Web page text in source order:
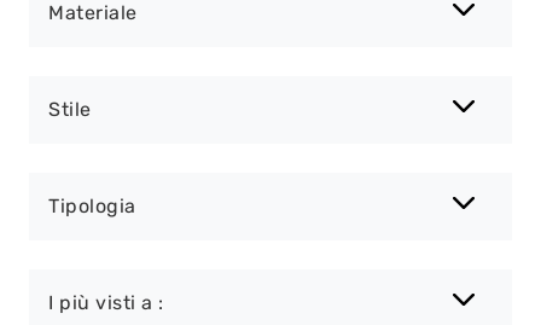
Materiale
Stile
Tipologia
I più visti a :